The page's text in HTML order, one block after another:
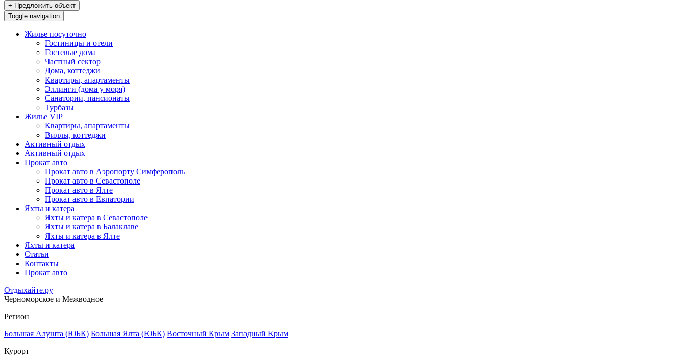
+ Предложить объект
Toggle navigation
Жилье посуточно
Гостиницы и отели
Гостевые дома
Частный сектор
Дома, коттеджи
Квартиры, апартаменты
Эллинги (дома у моря)
Санатории, пансионаты
Турбазы
Жилье VIP
Квартиры, апартаменты
Виллы, коттеджи
Активный отдых
Активный отдых
Прокат авто
Прокат авто в Аэропорту Симферополь
Прокат авто в Севастополе
Прокат авто в Ялте
Прокат авто в Евпатории
Яхты и катера
Яхты и катера в Севастополе
Яхты и катера в Балаклаве
Яхты и катера в Ялте
Яхты и катера
Статьи
Контакты
Прокат авто
Отдыхайте.ру
Черноморское и Межводное
Регион
Большая Алушта (ЮБК) Большая Ялта (ЮБК) Восточный Крым Западный Крым
Курорт